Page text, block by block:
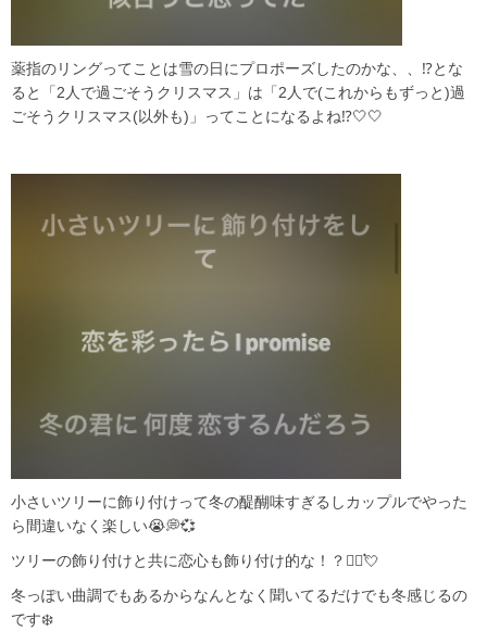
薬指のリングってことは雪の日にプロポーズしたのかな、、⁉️とな
ると「2人で過ごそうクリスマス」は「2人で(これからもずっと)過
ごそうクリスマス(以外も)」ってことになるよね⁉️🤍🤍
小さいツリーに飾り付けって冬の醍醐味すぎるしカップルでやった
ら間違いなく楽しい😭💭💞
ツリーの飾り付けと共に恋心も飾り付け的な！？🙂‍↔️💘
冬っぽい曲調でもあるからなんとなく聞いてるだけでも冬感じるの
です❄️